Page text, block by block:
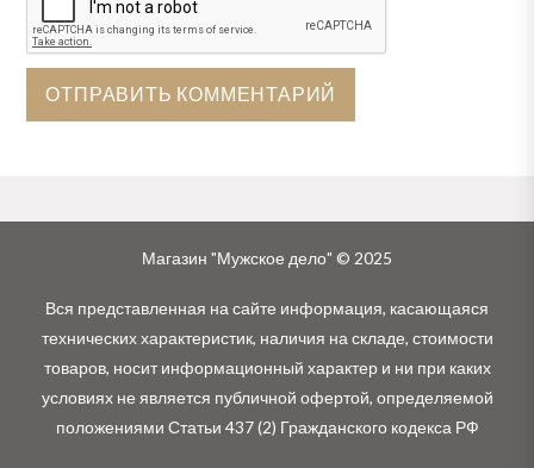
Магазин "Мужское дело" © 2025
Вся представленная на сайте информация, касающаяся
технических характеристик, наличия на складе, стоимости
товаров, носит информационный характер и ни при каких
условиях не является публичной офертой, определяемой
положениями Статьи 437 (2) Гражданского кодекса РФ